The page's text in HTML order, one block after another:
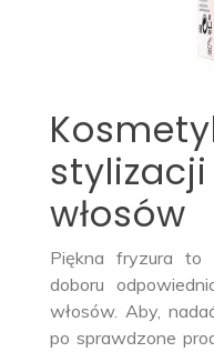
włosów
Piękna fryzura to
doboru
włosów. Aby,
po sprawdzone